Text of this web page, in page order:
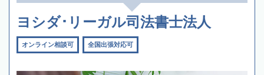
ヨシダ･リーガル司法書士法人
オンライン相談可 全国出張対応可